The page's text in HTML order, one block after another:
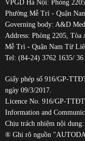
VPGD Hà Nội: Phòng
Phường Mễ Trì - Quận
Governing body: A&D
Address: Phòng 2205,
Mễ Trì - Quận Nam Từ
Tel: (84-24) 3762 1635/
Giấy phép số 916/GP-
ngày 09/3/2017.
Licence No. 916/GP-
Information and
Chịu trách nhiệm nội
® Ghi rõ nguồn